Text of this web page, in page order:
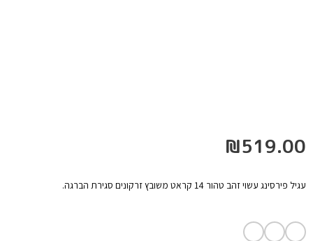
₪519.00
עגיל פירסינג עשוי זהב טהור 14 קראט משובץ זרקונים סגירת הברגה.